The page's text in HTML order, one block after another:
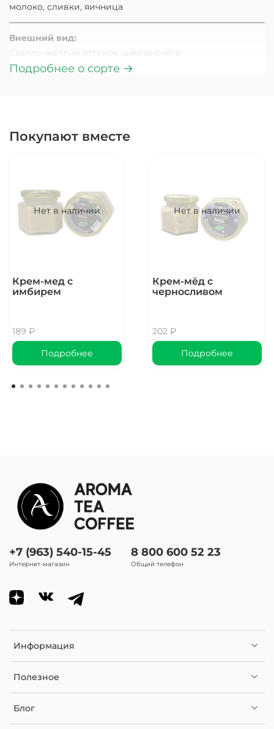
молоко, сливки, яичница
Внешний вид:
Светло-желтый оттенок шампанского
Страна происхождения:
Температура
заваривания:
95 градусов (остуженная)
7 гр\250 мл
Аромат (сухой лист):
древесные ноты, солод, легкая нота ментола
Внешность (настой):
сдобное печенье
френч-пресс, типод, стеклянный чайник, керамический
чайник
Количество проливов:
Вид чая
Подробнее о сорте →
Покупают вместе
Нет в наличии
Крем-мед с
имбирем
189 ₽
Подробнее
Нет в наличии
Крем-мёд с
черносливом
202 ₽
Подробнее
Информация
Полезное
Блог
+7 (963) 540-15-45
Интернет-магазин
8 800 600 52 23
Общий телефон